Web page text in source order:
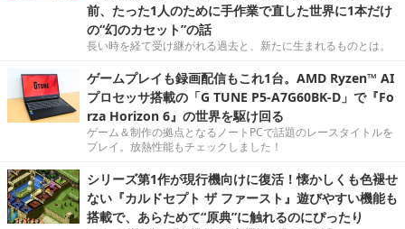
前、たった1人のために手作業で直した世界に1本だけ
の“幻のカセット”の話
長い時を経て受け継がれる過去と、新たに生まれるものとは。
ゲームプレイも録画配信もこれ1台。AMD Ryzen™ AI
プロセッサ搭載の「G TUNE P5-A7G60BK-D」で『Fo
rza Horizon 6』の世界を駆け回る
ゲーム＆制作の拠点となるノートPCで話題のレースタイトルを
プレイ。放熱性能もチェックしました！
シリーズ第1作が現行機向けに復活！懐かしくも色褪せ
ない『カルドセプト ザ ファースト』遊びやすい機能も
搭載で、あらためて“原典”に触れるのにぴったり